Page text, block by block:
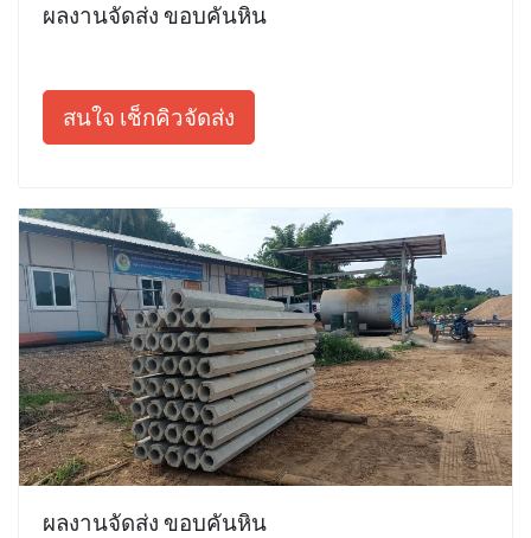
ผลงานจัดส่ง ขอบคันหิน
สนใจ เช็กคิวจัดส่ง
ผลงานจัดส่ง ขอบคันหิน